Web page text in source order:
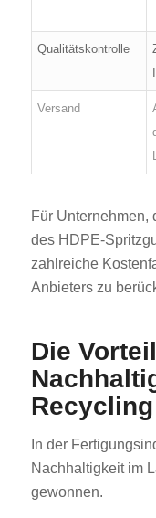
Qualitätskontrolle
Versand
Für Unternehmen,
des HDPE-
zahlreiche
Anbieters zu
Die
Recycling
In der
Nachhaltigkeit im
gewonnen.